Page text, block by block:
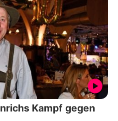
Kampf gegen